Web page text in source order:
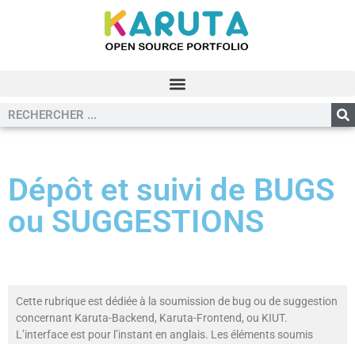
Dépôt et suivi de BUGS
ou SUGGESTIONS
Cette rubrique est dédiée à la soumission de bug ou de suggestion
concernant Karuta-Backend, Karuta-Frontend, ou KIUT.
L’interface est pour l’instant en anglais. Les éléments soumis